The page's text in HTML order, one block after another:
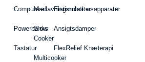
Computere
Powerbanks
Tastatur
Madlavningsrobotter
Slow
Cooker
Multicooker
Elstimulationsapparater
Ansigtsdamper
FlexRelief Knæterapi